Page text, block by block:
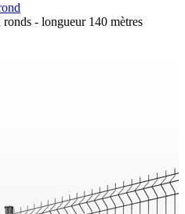
- longueur 140 mètres